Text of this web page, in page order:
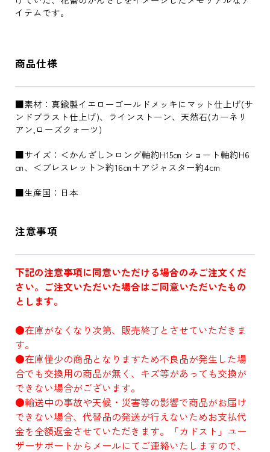
イテムです。
商品仕様
■素材：真鍮製イエローゴールドメッキにマット仕上げ(サ
ンドブラスト仕上げ)、ラインストーン、天然石(カーネリ
アン,ローズクォーツ)
■サイズ：＜かんざし＞ロング軸約H15㎝ ショート軸約H6
㎝、＜ブレスレット＞約16㎝＋アジャスター約4cm
■生産国：日本
注意事項
下記の注意事項に同意いただける場合のみご注文くだ
さい。ご注文いただいた場合はご同意いただいたもの
とします。
●在庫がなくなり次第、販売終了とさせていただきま
す。
●在庫僅少の商品となりますため不良品が発生した場
合でも交換用の商品が無く、キズ等があっても交換が
できない場合がございます。
●輸送中の事故や天候・災害等の影響で商品がお届け
できない場合、代替品の発送が行えないためお支払代
金を全額返金させていただきます。「カドスト」ユー
ザーサポートからメールにてご連絡いたしますので、